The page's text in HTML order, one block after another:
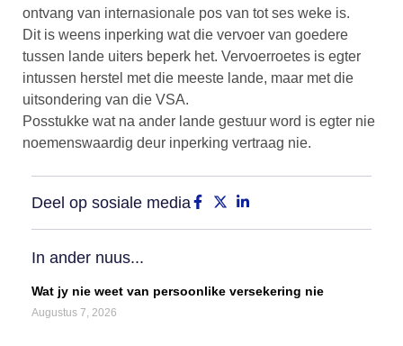
ontvang van internasionale pos van tot ses weke is.
Dit is weens inperking wat die vervoer van goedere
tussen lande uiters beperk het. Vervoerroetes is egter
intussen herstel met die meeste lande, maar met die
uitsondering van die VSA.
Posstukke wat na ander lande gestuur word is egter nie
noemenswaardig deur inperking vertraag nie.
Deel op sosiale media
In ander nuus...
Wat jy nie weet van persoonlike versekering nie
Augustus 7, 2026